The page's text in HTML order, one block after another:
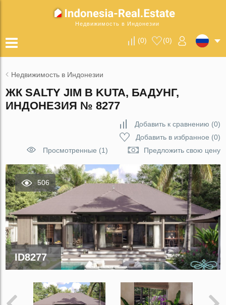
Недвижимость в Индонезии
(0) (0)
Недвижимость в Индонезии
ЖК SALTY JIM В KUTA, БАДУНГ,
ИНДОНЕЗИЯ № 8277
Добавить к сравнению (0)
Добавить в избранное (0)
Просмотренные (1)
Предложить свою цену
506
ID8277